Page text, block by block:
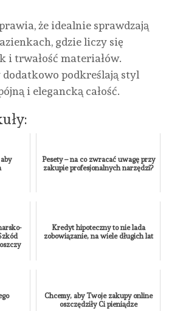
że idealnie sprawdzają
gdzie liczy się
i trwałość materiałów.
dodatkowo podkreślają styl
i elegancką całość.
Pesety – na co zwracać uwagę przy
zakupie profesjonalnych narzędzi?
Kredyt hipoteczny to nie lada
zobowiązanie, na wiele długich lat
Chcemy, aby Twoje zakupy online
oszczędziły Ci pieniądze